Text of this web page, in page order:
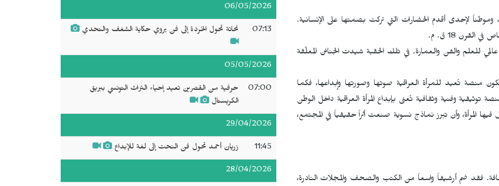
لإحدى أقدم الحضارات التي تركت بصمتها على الإنسانية.
18 ق. م.
إلى مركز عالمي للعلم والفن والعمارة. في تلك الحقبة شيدت الجنائن المعلّقة
منصة تُعيد للمرأة العراقية صوتها وصورتها وإبداعها، فكما
وفنية وثقافية تُعنى بإبداع المرأة العراقية داخل الوطن
المرأة، وأن تبرز نماذج نسوية صنعت أثراً حقيقياً في المجتمع،
فقد ضم أرشيفاً واسعاً من الكتب والصحف والمجلات النادرة،
06/05/2026
07:13 نحاتة تحول الخردة إلى فن يروي حكاية الشغف والتحدي
05/05/2026
07:00
حرفية من القصرين تعيد إحياء التراث التونسي ببريق
الكريستال
29/04/2026
11:45 زريان أحمد تحول فن النحت إلى لغة للإبداع
28/04/2026